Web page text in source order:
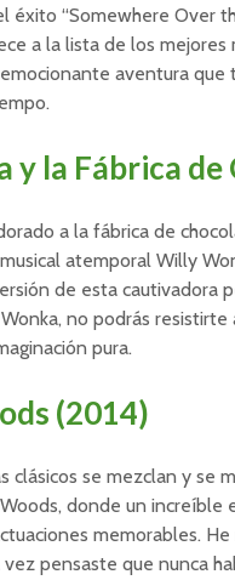
éxito “Somewhere Over
a la lista de los
aventura
y la Fábrica de
a la fábrica de
atemporal Willy
de esta cautivadora
no podrás
pura.
(2014)
clásicos se mezclan y se
donde un increíble
memorables.
pensaste que nunca